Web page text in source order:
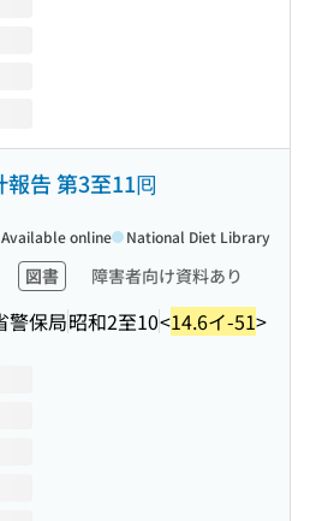
告 第3至11囘
図書 障害者向け資料あり
警保局昭和2至10<14.6イ-51>
Available online National Diet Library